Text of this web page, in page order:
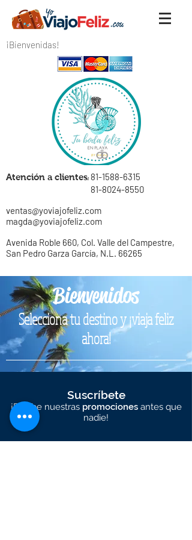
¡Bienvenidas!
Atención a clientes: 81-1588-6315
81-8024-8550
ventas@yoviajofeliz.com
magda@yoviajofeliz.com
Avenida Roble 660, Col. Valle del Campestre,
San Pedro Garza García, N.L. 66265
Bienvenidos
Selecciona tu destino y ¡viaja feliz
ahora!
Suscríbete
¡Recibe nuestras promocionesantes que
nadie!